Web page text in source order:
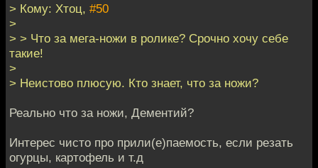
> Кому: Хтоц, #50
>
> > Что за мега-ножи в ролике? Срочно хочу себе
такие!
>
> Неистово плюсую. Кто знает, что за ножи?
Реально что за ножи, Дементий?
Интерес чисто про прили(е)паемость, если резать
огурцы, картофель и т.д